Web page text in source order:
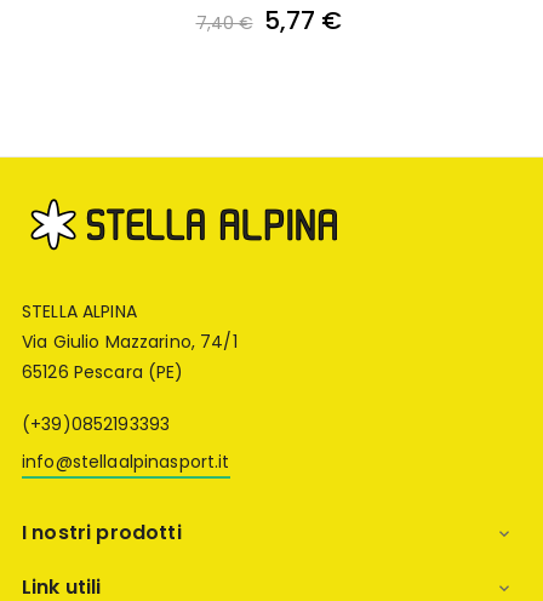
7,40 € 5,77 €
STELLA ALPINA
Via Giulio Mazzarino, 74/1
65126 Pescara (PE)
(+39)0852193393
info@stellaalpinasport.it
I nostri prodotti 
Link utili 